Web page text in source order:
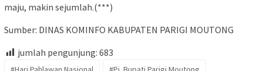
maju, makin sejumlah.(***)
Sumber: DINAS KOMINFO KABUPATEN PARIGI MOUTONG
jumlah pengunjung: 683